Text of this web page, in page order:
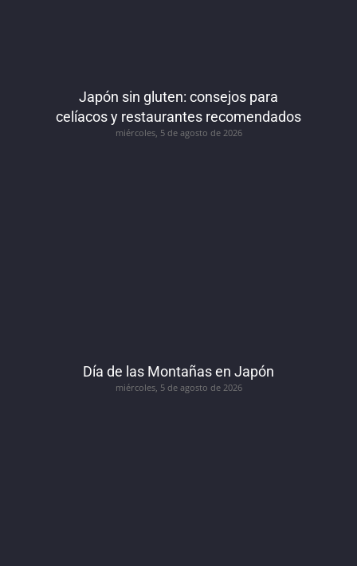
Japón sin gluten: consejos para
celíacos y restaurantes recomendados
miércoles, 5 de agosto de 2026
Día de las Montañas en Japón
miércoles, 5 de agosto de 2026